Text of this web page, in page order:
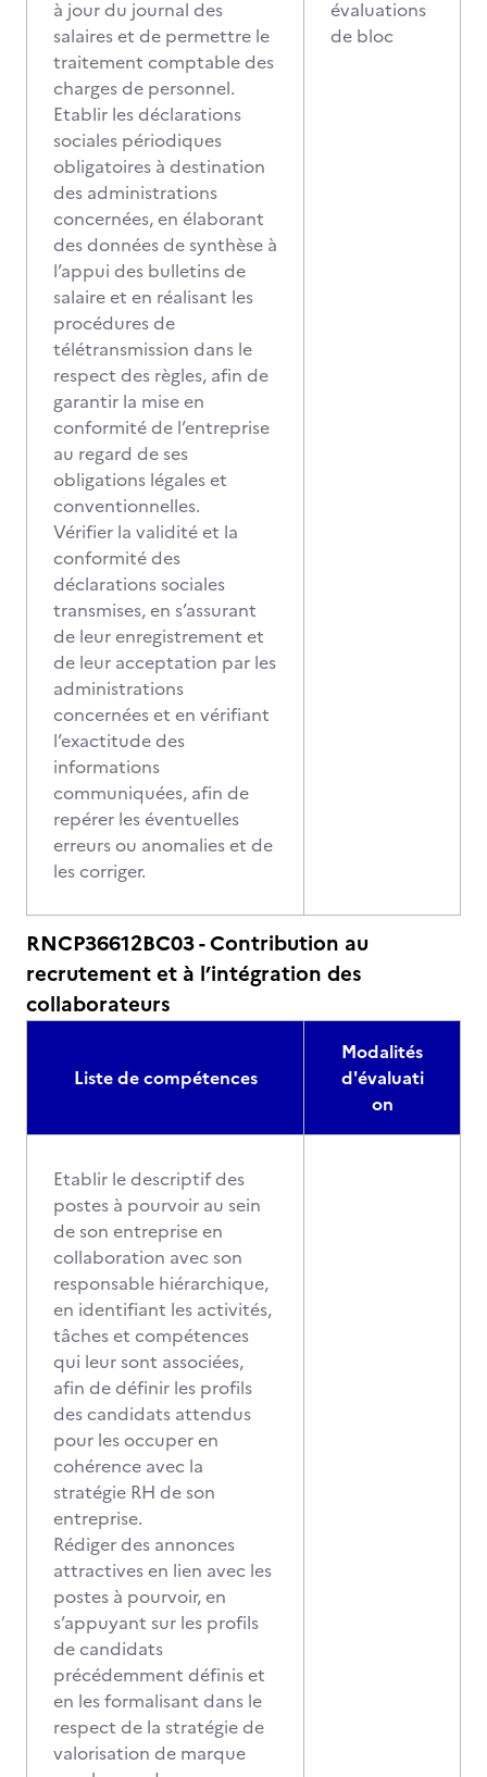
à jour du journal des
salaires et de permettre le
traitement comptable des
charges de personnel.
Etablir les déclarations
sociales périodiques
obligatoires à destination
des administrations
concernées, en élaborant
des données de synthèse à
l’appui des bulletins de
salaire et en réalisant les
procédures de
télétransmission dans le
respect des règles, afin de
garantir la mise en
conformité de l’entreprise
au regard de ses
obligations légales et
conventionnelles.
Vérifier la validité et la
conformité des
déclarations sociales
transmises, en s’assurant
de leur enregistrement et
de leur acceptation par les
administrations
concernées et en vérifiant
l’exactitude des
informations
communiquées, afin de
repérer les éventuelles
erreurs ou anomalies et de
les corriger.
évaluations
de bloc
RNCP36612BC03 - Contribution au
recrutement et à l’intégration des
collaborateurs
Liste de compétences
Modalités
d'évaluati
on
Etablir le descriptif des
postes à pourvoir au sein
de son entreprise en
collaboration avec son
responsable hiérarchique,
en identifiant les activités,
tâches et compétences
qui leur sont associées,
afin de définir les profils
des candidats attendus
pour les occuper en
cohérence avec la
stratégie RH de son
entreprise.
Rédiger des annonces
attractives en lien avec les
postes à pourvoir, en
s’appuyant sur les profils
de candidats
précédemment définis et
en les formalisant dans le
respect de la stratégie de
valorisation de marque